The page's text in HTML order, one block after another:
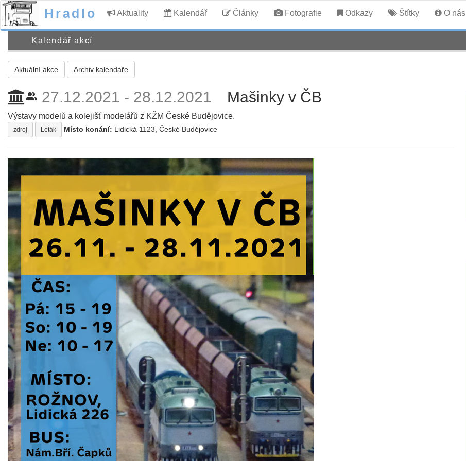
Hradlo Aktuality Kalendář Články Fotografie Odkazy Štítky O nás
Kalendář akcí
Aktuální akce Archiv kalendáře
people_alt 27.12.2021 - 28.12.2021 Mašinky v ČB
Výstavy modelů a kolejišť modelářů z KŽM České Budějovice.
zdroj Leták Místo konání: Lidická 1123, České Budějovice